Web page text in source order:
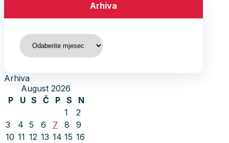
Arhiva
Arhiva
Arhiva
August 2026
P
U S Č P S
N
1
2
3
4 5 6 7 8
9
10 11 12 13 14 15 16